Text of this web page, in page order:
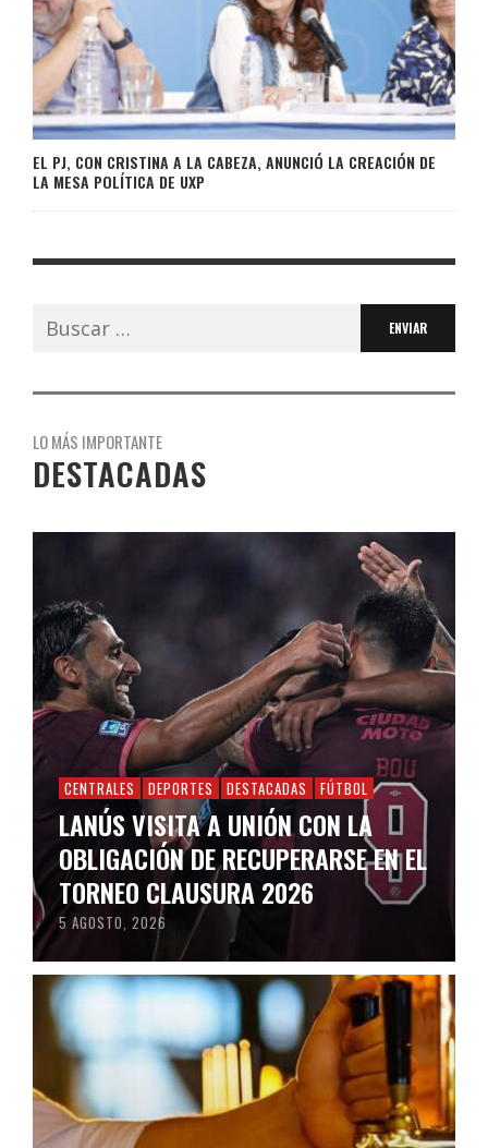
EL PJ, CON CRISTINA A LA CABEZA, ANUNCIÓ LA CREACIÓN DE
LA MESA POLÍTICA DE UXP
Buscar:
LO MÁS IMPORTANTE
DESTACADAS
CENTRALES DEPORTES DESTACADAS FÚTBOL
LANÚS VISITA A UNIÓN CON LA
OBLIGACIÓN DE RECUPERARSE EN EL
TORNEO CLAUSURA 2026
5 AGOSTO, 2026